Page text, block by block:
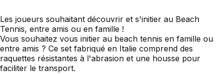
Les joueurs souhaitant découvrir et s'initier au Beach
Tennis, entre amis ou en famille !
Vous souhaitez vous initier au beach tennis en famille ou
entre amis ? Ce set fabriqué en Italie comprend des
raquettes résistantes à l'abrasion et une housse pour
faciliter le transport.